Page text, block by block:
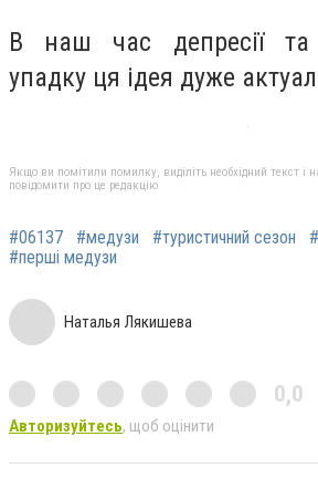
В наш час депресії та
упадку ця ідея дуже
Якщо ви помітили помилку, виділіть необхідний текст і
повідомити про це редакцію
#06137 #медузи #туристичний сезон
#перші медузи
Наталья Лякишева
0,0
Авторизуйтесь, щоб оцінити